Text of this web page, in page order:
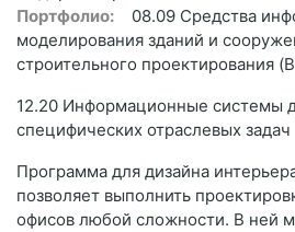
Портфолио:
08.09 Средства
моделирования зданий и
строительного проектирования
12.20 Информационные системы
специфических отраслевых задач
Программа для дизайна
позволяет выполнить
офисов любой сложности. В ней